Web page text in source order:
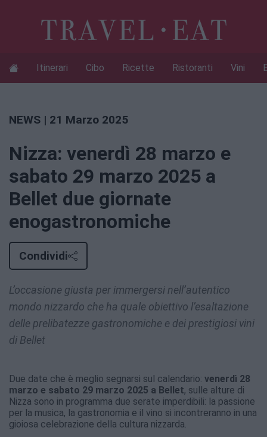
Itinerari Cibo Ricette Ristoranti Vini
NEWS | 21 Marzo 2025
Nizza: venerdì 28 marzo e
sabato 29 marzo 2025 a
Bellet due giornate
enogastronomiche
Condividi
L’occasione giusta per immergersi nell’autentico
mondo nizzardo che ha quale obiettivo l’esaltazione
delle prelibatezze gastronomiche e dei prestigiosi vini
di Bellet
Due date che è meglio segnarsi sul calendario: venerdì 28
marzo e sabato 29 marzo 2025 a Bellet, sulle alture di
Nizza sono in programma due serate imperdibili: la passione
per la musica, la gastronomia e il vino si incontreranno in una
gioiosa celebrazione della cultura nizzarda.